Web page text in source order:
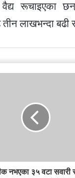
वैद्य रूचाइएका
लाखभन्दा बढी
नभएका ३५ वटा सवारी